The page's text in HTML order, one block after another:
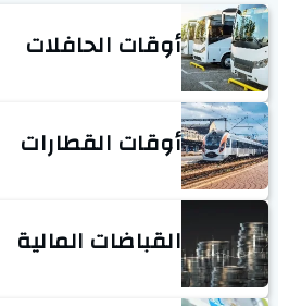
أوقات الحافلات
أوقات القطارات
القباضات المالية